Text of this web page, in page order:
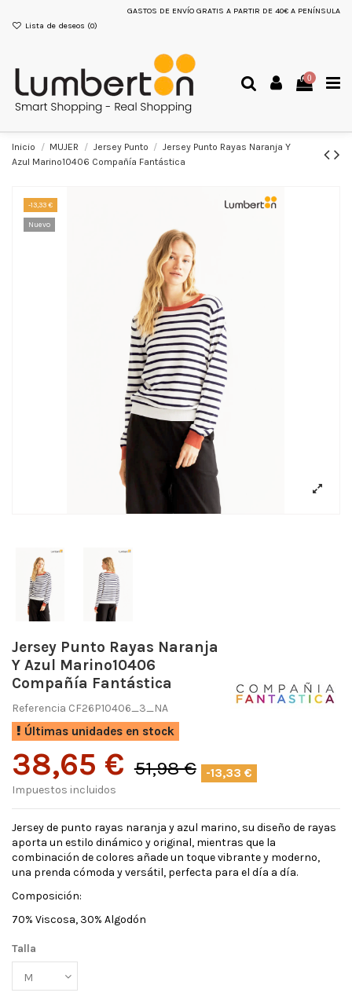
GASTOS DE ENVÍO GRATIS A PARTIR DE 40€ A PENÍNSULA
Lista de deseos (0)
0
Inicio MUJER Jersey Punto
Jersey Punto Rayas Naranja Y
Azul Marino10406 Compañía Fantástica
-13,33 €
Nuevo
Jersey Punto Rayas Naranja
Y Azul Marino10406
Compañía Fantástica
Referencia CF26P10406_3_NA
Últimas unidades en stock
38,65 € 51,98 € -13,33 €
Impuestos incluidos
Jersey de punto rayas naranja y azul marino, su diseño de rayas
aporta un estilo dinámico y original, mientras que la
combinación de colores añade un toque vibrante y moderno,
una prenda cómoda y versátil, perfecta para el día a día.
Composición:
70% Viscosa, 30% Algodón
Talla